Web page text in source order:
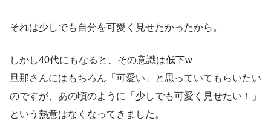
それは少しでも自分を可愛く見せたかったから。
しかし40代にもなると、その意識は低下w
旦那さんにはもちろん「可愛い」と思っていてもらいたい
のですが、あの頃のように「少しでも可愛く見せたい！」
という熱意はなくなってきました。